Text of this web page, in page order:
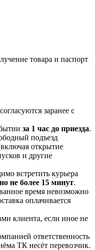
товара и паспорт
заранее с
за 1 час до приезда.
подъезд
открытие
и другие
встретить курьера
не более 15 минут.
время невозможно
оплачивается
клиента, если иное не
ответственность
ТК несёт перевозчик.